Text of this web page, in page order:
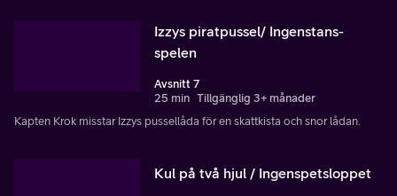
Izzys piratpussel/ Ingenstans-
spelen
Avsnitt 7
25 min Tillgänglig 3+ månader
Kapten Krok misstar Izzys pussellåda för en skattkista och snor lådan.
Kul på två hjul / Ingenspetsloppet